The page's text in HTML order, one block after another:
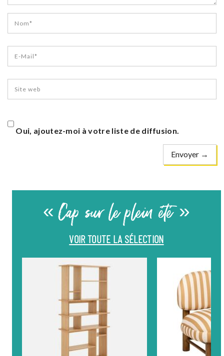
Oui, ajoutez-moi à votre liste de diffusion.
« Cap sur le plein été »
VOIR TOUTE LA SÉLECTION